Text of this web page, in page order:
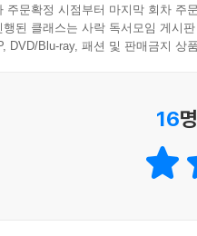
주문확정 시점부터 마지막 회차 주
된 클래스는 사락 독서모임 게시
DVD/Blu-ray, 패션 및 판매금지 상
16